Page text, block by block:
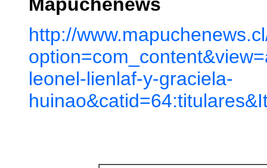
Mapuchenews
http://
leonel-lienlaf-y-graciela-